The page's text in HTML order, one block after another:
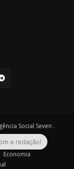
Social Seven .
Economia
a redação!